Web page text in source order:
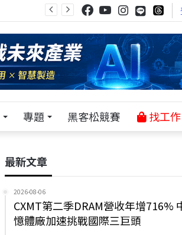
專題 黑客松競賽 找工作
最新文章
2026-08-06
CXMT第二季DRAM營收年增716%
憶體廠加速挑戰國際三巨頭